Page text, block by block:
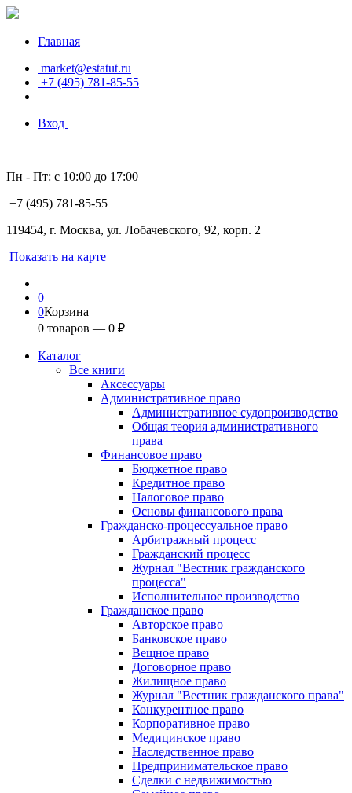
Главная
market@estatut.ru
+7 (495) 781-85-55
Вход
Пн - Пт: с 10:00 до 17:00
+7 (495) 781-85-55
119454, г. Москва, ул. Лобачевского, 92, корп. 2
Показать на карте
0
0Корзина
0 товаров — 0 ₽
Каталог
Все книги
Аксессуары
Административное право
Административное судопроизводство
Общая теория административного
права
Финансовое право
Бюджетное право
Кредитное право
Налоговое право
Основы финансового права
Гражданско-процессуальное право
Арбитражный процесс
Гражданский процесс
Журнал "Вестник гражданского
процесса"
Исполнительное производство
Гражданское право
Авторское право
Банковское право
Вещное право
Договорное право
Жилищное право
Журнал "Вестник гражданского права"
Конкурентное право
Корпоративное право
Медицинское право
Наследственное право
Предпринимательское право
Сделки с недвижимостью